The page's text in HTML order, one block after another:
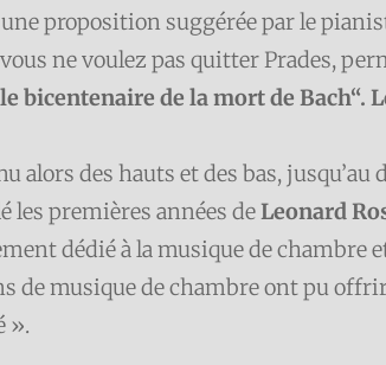
proposition suggérée par le
ne voulez pas quitter Prades,
le bicentenaire de la mort de Bach“.
alors des hauts et des bas, jusqu’au
les premières années deLeonard
dédié à la musique de chambre
de musique de chambre ont pu
».